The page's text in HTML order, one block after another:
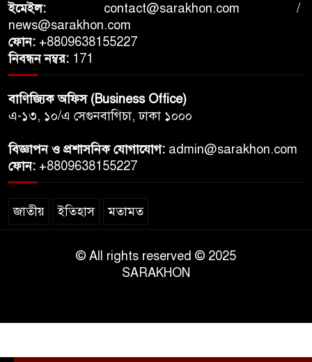
ইমেইল: contact@sarakhon.com /
news@sarakhon.com
ফোন: +8809638155227
নিবন্ধন নম্বর: 171
বাণিজ্যিক অফিস (Business Office)
এ-১৩, ১০/এ সেগুনবাগিচা, ঢাকা ১০০০
বিজ্ঞাপন ও প্রশাসনিক যোগাযোগ: admin@sarakhon.com
ফোন: +8809638155227
জাতীয় ইতিহাস মতামত
© All rights reserved © 2025
SARAKHON